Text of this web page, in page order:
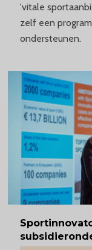
'vitale
zelf een
ondersteunen.